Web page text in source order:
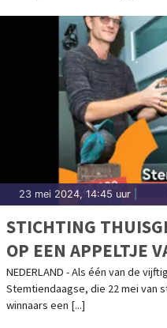
23 mei 2024, 14:45 uur
STICHTING
OP EEN APPELTJE
NEDERLAND - Als één van de
Stemtiendaagse, die 22 mei van
winnaars een [...]